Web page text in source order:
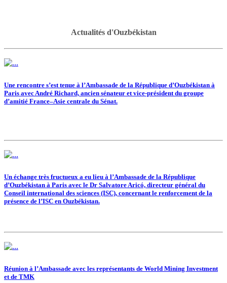
Actualités d'Ouzbékistan
Une rencontre s’est tenue à l’Ambassade de la République d’Ouzbékistan à
Paris avec André Richard, ancien sénateur et vice-président du groupe
d’amitié France–Asie centrale du Sénat.
Un échange très fructueux a eu lieu à l’Ambassade de la République
d’Ouzbékistan à Paris avec le Dr Salvatore Aricó, directeur général du
Conseil international des sciences (ISC), concernant le renforcement de la
présence de l’ISC en Ouzbékistan.
Réunion à l’Ambassade avec les représentants de World Mining Investment
et de TMK